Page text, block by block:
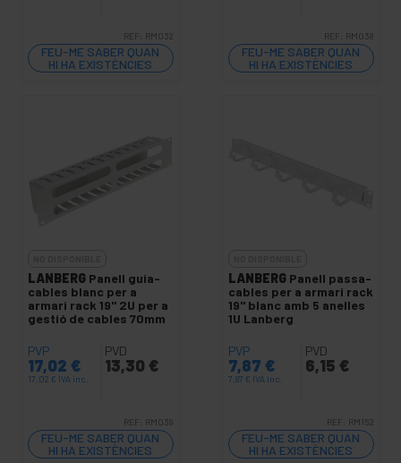
REF: RM032
FEU-ME SABER QUAN
HI HA EXISTÈNCIES
REF: RM038
FEU-ME SABER QUAN
HI HA EXISTÈNCIES
LANBERG Panell guia-
cables blanc per a
armari rack 19" 2U per a
gestió de cables 70mm
PVP
17,02 €
17,02 € IVA inc.
PVD
13,30 €
REF: RM039
FEU-ME SABER QUAN
HI HA EXISTÈNCIES
LANBERG Panell passa-
cables per a armari rack
19" blanc amb 5 anelles
1U Lanberg
PVP
7,87 €
7,87 € IVA inc.
PVD
6,15 €
REF: RM152
FEU-ME SABER QUAN
HI HA EXISTÈNCIES